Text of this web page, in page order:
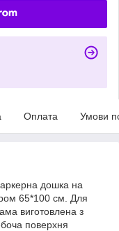
Оплата Умови
дошка на
65*100 см. Для
виготовлена з
поверхня